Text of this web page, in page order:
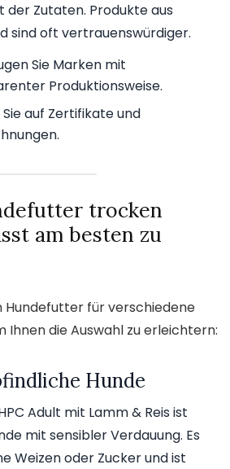
der Zutaten. Produkte aus
sind oft vertrauenswürdiger.
Sie Marken mit
Produktionsweise.
auf Zertifikate und
trocken
am besten zu
Hundefutter für verschiedene
Ihnen die Auswahl zu erleichtern:
Hunde
Adult mit Lamm & Reis ist
mit sensibler Verdauung. Es
Weizen oder Zucker und ist